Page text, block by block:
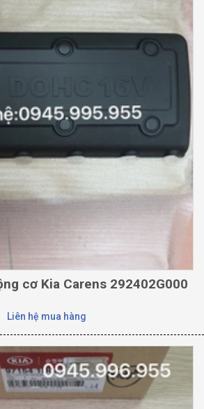
cơ Kia Carens 292402G000
Liên hệ mua hàng